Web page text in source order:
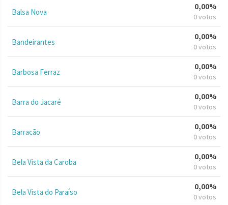
Balsa Nova
0,00%
0 votos
Bandeirantes
0,00%
0 votos
Barbosa Ferraz
0,00%
0 votos
Barra do Jacaré
0,00%
0 votos
Barracão
0,00%
0 votos
Bela Vista da Caroba
0,00%
0 votos
Bela Vista do Paraíso
0,00%
0 votos